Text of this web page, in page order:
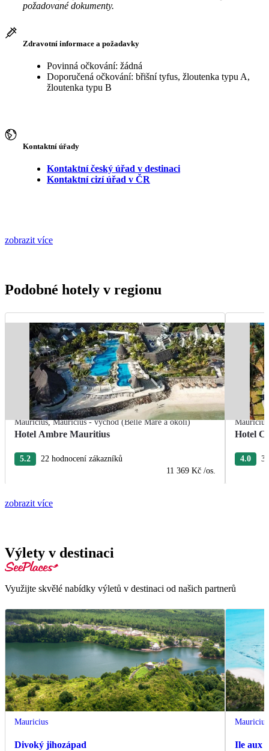
požadované dokumenty.
Zdravotní informace a požadavky
Povinná očkování: žádná
Doporučená očkování: břišní tyfus, žloutenka typu A,
žloutenka typu B
Kontaktní úřady
Kontaktní český úřad v destinaci
Kontaktní cizí úřad v ČR
zobrazit více
Podobné hotely v regionu
Mauricius,Mauricius - východ (Belle Mare a okolí)
Hotel Ambre Mauritius
5.2
22 hodnocení zákazníků
11 369 Kč /os.
Mauricius
Hotel
4.0 3
zobrazit více
Výlety v destinaci
Využijte skvělé nabídky výletů v destinaci od našich partnerů
Mauricius
Divoký jihozápad
Mauricius
Ile aux